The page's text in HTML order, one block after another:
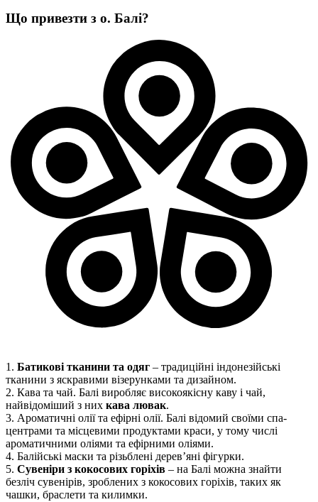
Що привезти з о. Балі?
1. Батикові тканини та одяг – традиційні індонезійські
тканини з яскравими візерунками та дизайном.
2. Кава та чай. Балі виробляє високоякісну каву і чай,
найвідоміший з них кава лювак.
3. Ароматичні олії та ефірні олії. Балі відомий своїми спа-
центрами та місцевими продуктами краси, у тому числі
ароматичними оліями та ефірними оліями.
4. Балійські маски та різьблені дерев’яні фігурки.
5. Сувеніри з кокосових горіхів – на Балі можна знайти
безліч сувенірів, зроблених з кокосових горіхів, таких як
чашки, браслети та килимки.